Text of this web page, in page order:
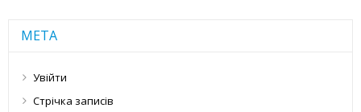
МЕТА
Увійти
Стрічка записів